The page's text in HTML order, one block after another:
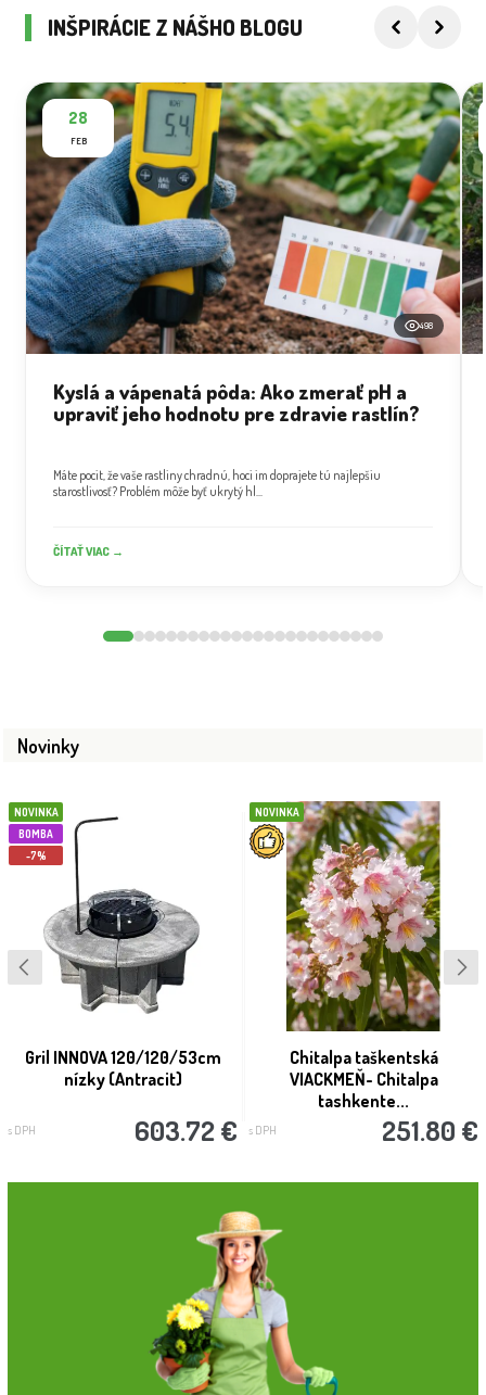
INŠPIRÁCIE Z NÁŠHO BLOGU
28
FEB
498
Kyslá a vápenatá pôda: Ako zmerať pH a
upraviť jeho hodnotu pre zdravie rastlín?
Máte pocit, že vaše rastliny chradnú, hoci im doprajete tú najlepšiu
starostlivosť? Problém môže byť ukrytý hl...
ČÍTAŤ VIAC →
Novinky
NOVINKA
BOMBA
-7%
Gril INNOVA 120/120/53cm
nízky (Antracit)
s DPH 603.72 €
NOVINKA
Chitalpa taškentská
VIACKMEŇ- Chitalpa
tashkente...
s DPH 251.80 €